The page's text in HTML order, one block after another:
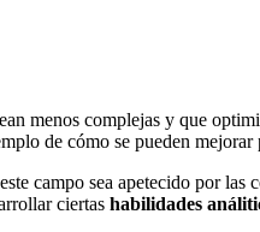
menos complejas y que
de cómo se pueden mejorar
campo sea apetecido por
ciertas habilidades